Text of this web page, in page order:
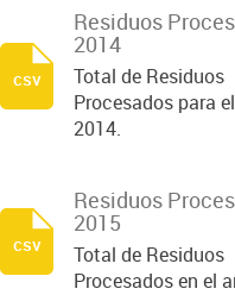
Residuos
2014
Total de Residuos
Procesados para
2014.
csv
Residuos
2015
Total de Residuos
Procesados en el
csv